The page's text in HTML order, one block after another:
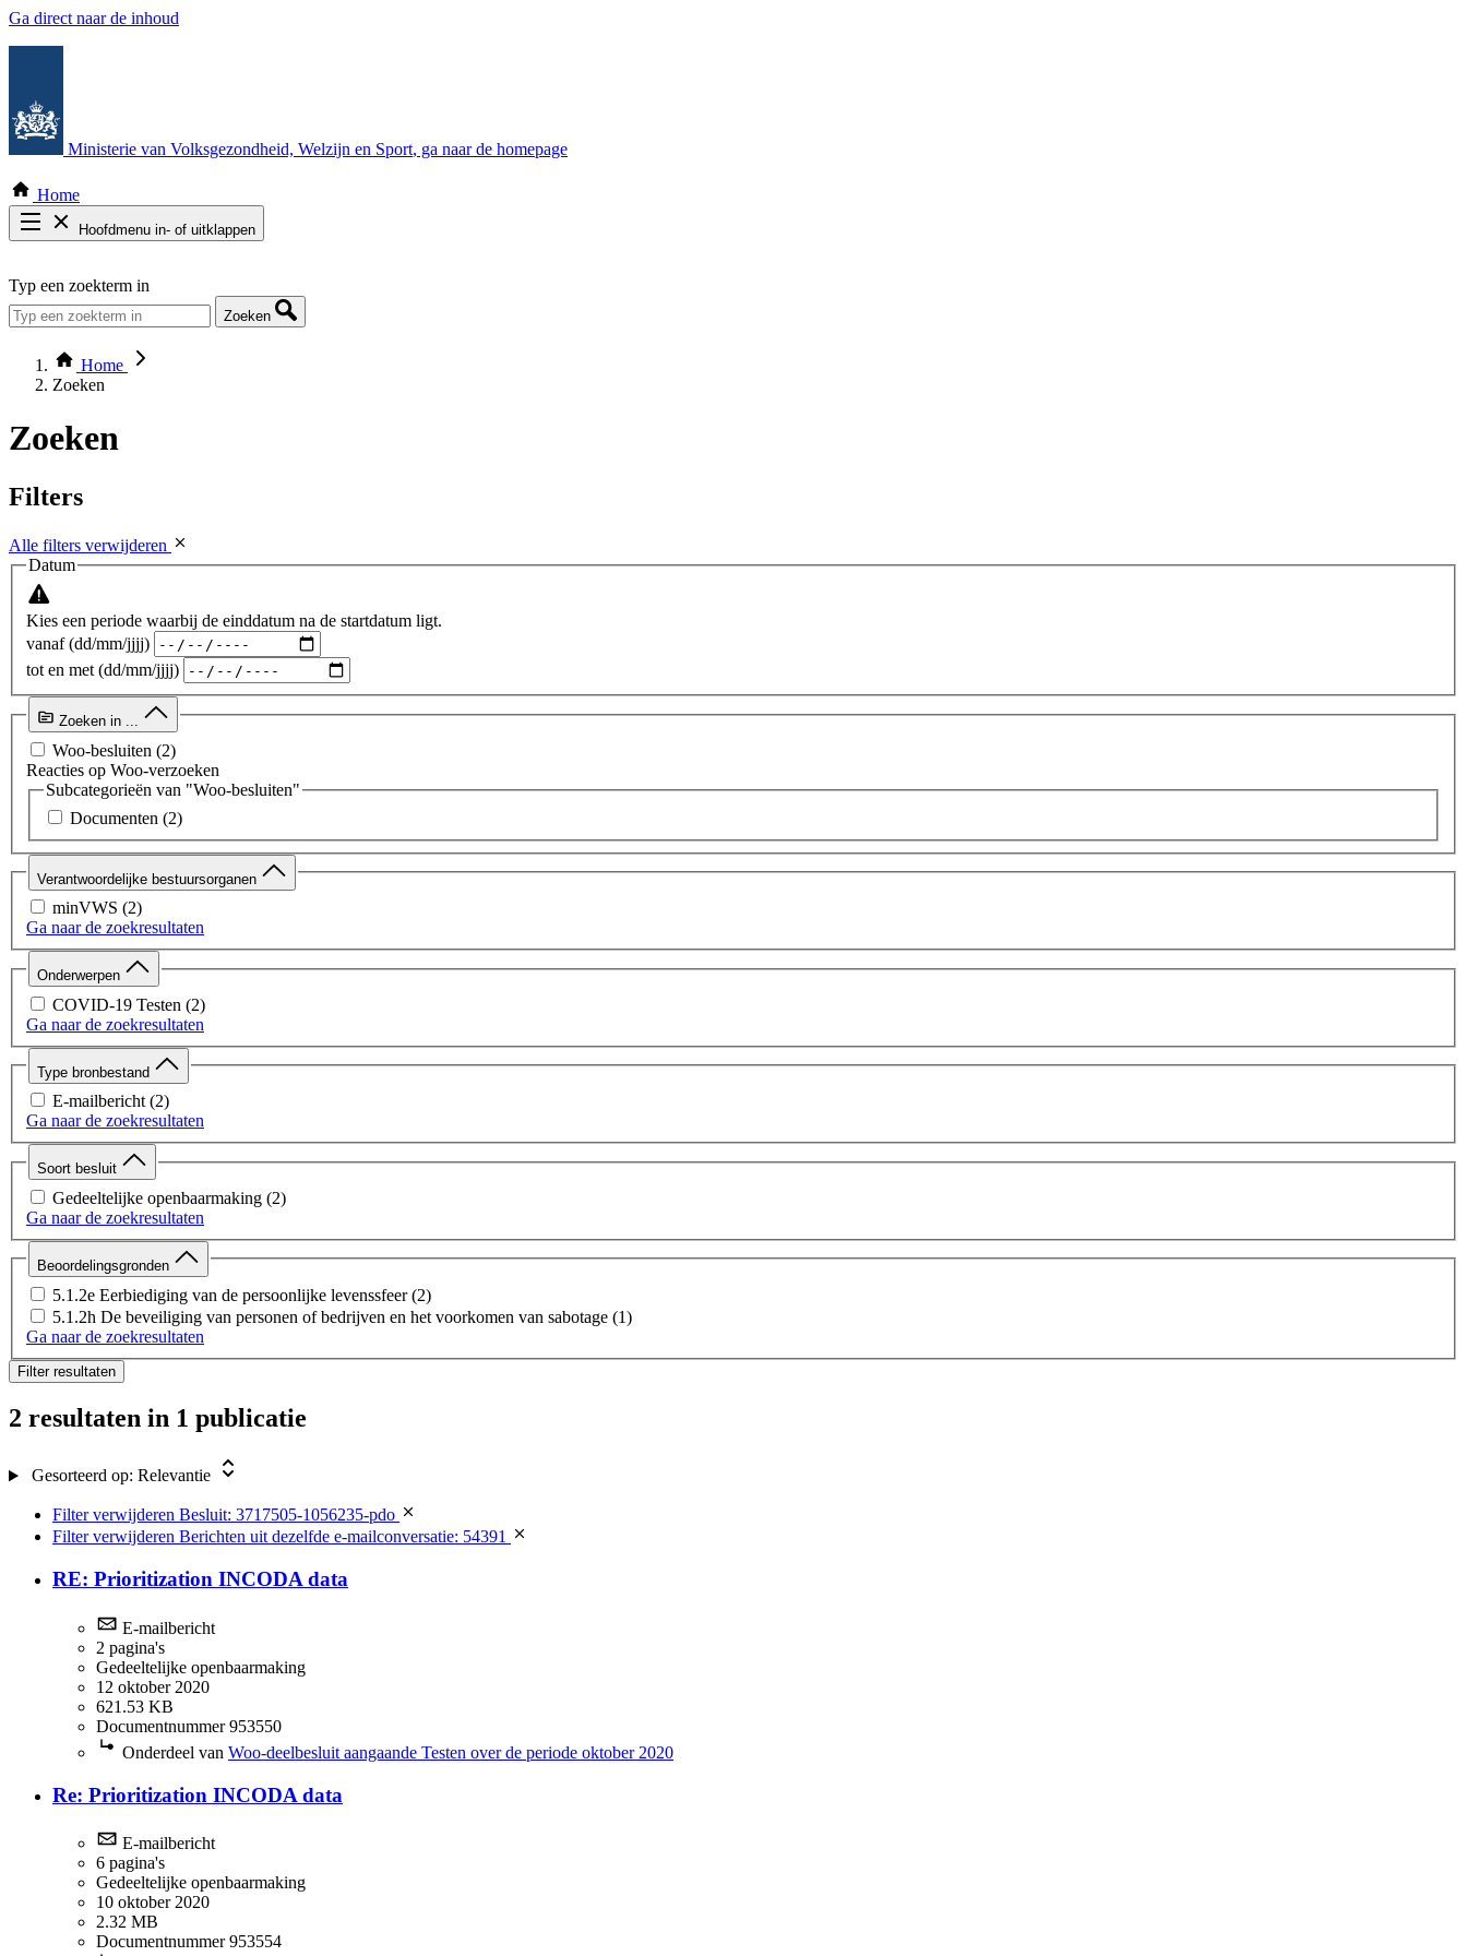
Ga direct naar de inhoud
Ministerie van Volksgezondheid, Welzijn en Sport, ga naar de homepage
Home
Hoofdmenu in- of uitklappen
Thema COVID-19
Bekijk per bestuursorgaan
Typ een zoekterm in
Zoeken
Home
Zoeken
Zoeken
Filters
Alle filters verwijderen
Datum
Kies een periode waarbij de einddatum na de startdatum ligt.
vanaf (dd/mm/jjjj)
tot en met (dd/mm/jjjj)
Zoeken in ...
Woo-besluiten (2)
Reacties op Woo-verzoeken
Subcategorieën van "Woo-besluiten"
Documenten (2)
Verantwoordelijke bestuursorganen
minVWS (2)
Ga naar de zoekresultaten
Onderwerpen
COVID-19 Testen (2)
Ga naar de zoekresultaten
Type bronbestand
E-mailbericht (2)
Ga naar de zoekresultaten
Soort besluit
Gedeeltelijke openbaarmaking (2)
Ga naar de zoekresultaten
Beoordelingsgronden
5.1.2e Eerbiediging van de persoonlijke levenssfeer (2)
5.1.2h De beveiliging van personen of bedrijven en het voorkomen van sabotage (1)
Ga naar de zoekresultaten
Filter resultaten
2 resultaten in 1 publicatie
Gesorteerd op: Relevantie
Filter verwijderen Besluit: 3717505-1056235-pdo
Filter verwijderen Berichten uit dezelfde e-mailconversatie: 54391
RE: Prioritization INCODA data
E-mailbericht
2 pagina's
Gedeeltelijke openbaarmaking
12 oktober 2020
621.53 KB
Documentnummer 953550
Onderdeel van Woo-deelbesluit aangaande Testen over de periode oktober 2020
Re: Prioritization INCODA data
E-mailbericht
6 pagina's
Gedeeltelijke openbaarmaking
10 oktober 2020
2.32 MB
Documentnummer 953554